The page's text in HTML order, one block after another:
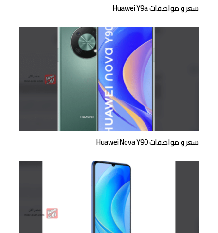
سعر و مواصفات Huawei Y9a
سعر و مواصفات Huawei Nova Y90